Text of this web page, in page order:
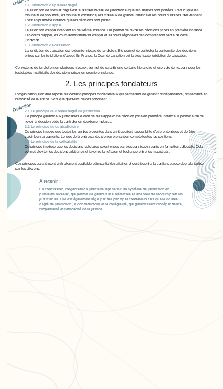
1.1 Juridiction de premier degré
La juridiction de premier degré est le premier niveau de juridiction auquel les affaires sont portées. C'est ici que les
tribunaux de proximité, les tribunaux d'instance, les tribunaux de grande instance et les cours d'assises interviennent.
C'est en première instance que les décisions sont prises.
1.2 Juridiction d'appel
La juridiction d'appel intervient en deuxième instance. Elle permet de revoir les décisions prises en première instance.
Les cours d'appel, les cours administratives d'appel et les cours régionales des comptes font partie de cette
juridiction.
1.3 Juridiction de cassation
La juridiction de cassation est le dernier niveau de juridiction. Elle permet de contrôler la conformité des décisions
prises par les juridictions d'appel. En France, la Cour de cassation est la plus haute juridiction de cassation.
Ce système de juridiction, en plusieurs niveaux, permet de garantir une certaine hiérarchie et une voie de recours pour les
justiciables insatisfaits des décisions prises en première instance.
2. Les principes fondateurs
L'organisation judiciaire repose sur certains principes fondamentaux qui permettent de garantir l'indépendance, l'impartialité et
l'efficacité de la justice. Voici quelques-uns de ces principes :
Définition2.1 Le principe du double degré de juridiction
Ce principe garantit aux justiciables le droit de faire appel d'une décision prise en première instance. Il permet ainsi de
revoir la décision et de la contrôler en deuxième instance.
2.2 Le principe du contradictoire
Ce principe impose que toutes les parties présentes dans un litige aient la possibilité d'être entendues et de faire
valoir leurs arguments. Le juge doit rendre sa décision en prenant en compte toutes les positions.
2.3 Le principe de la collégialité
Ce principe implique que les décisions judiciaires soient prises par plusieurs juges réunis en formation collégiale. Cela
permet d'éviter les décisions arbitraires et favorise la réflexion et l'échange entre les magistrats.
Ces principes garantissent un traitement équitable et impartial des affaires et contribuent à la confiance accordée à la justice
par les citoyens.
A retenir :
En conclusion, l'organisation judiciaire repose sur un système de juridiction en
plusieurs niveaux, qui permet de garantir une hiérarchie et une voie de recours pour les
justiciables. Elle est également régie par des principes fondateurs tels que le double
degré de juridiction, le contradictoire et la collégialité, qui garantissent l'indépendance,
l'impartialité et l'efficacité de la justice.